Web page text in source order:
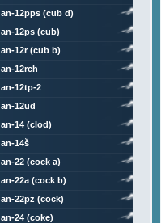
an-12pps (cub d)
an-12ps (cub)
an-12r (cub b)
an-12rch
an-12tp-2
an-12ud
an-14 (clod)
an-14š
an-22 (cock a)
an-22a (cock b)
an-22pz (cock)
an-24 (coke)